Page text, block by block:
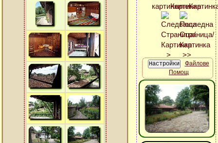
Файлове
Помощ